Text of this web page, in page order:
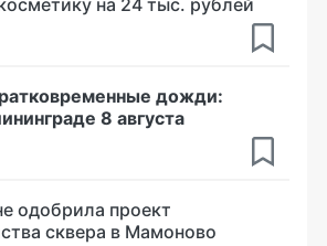
дожди:
8 августа
одобрила проект
сквера в Мамоново